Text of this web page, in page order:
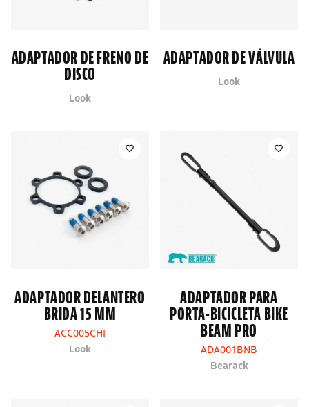
ADAPTADOR DE FRENO DE
DISCO
Look
ADAPTADOR DE VÁLVULA
Look
ADAPTADOR DELANTERO
BRIDA 15 MM
ACC005CHI
Look
ADAPTADOR PARA
PORTA-BICICLETA BIKE
BEAM PRO
ADA001BNB
Bearack